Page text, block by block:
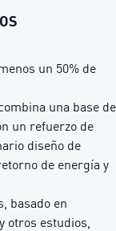
un 50% de
una base de
un refuerzo de
diseño de
de energía y
basado en
otros estudios,